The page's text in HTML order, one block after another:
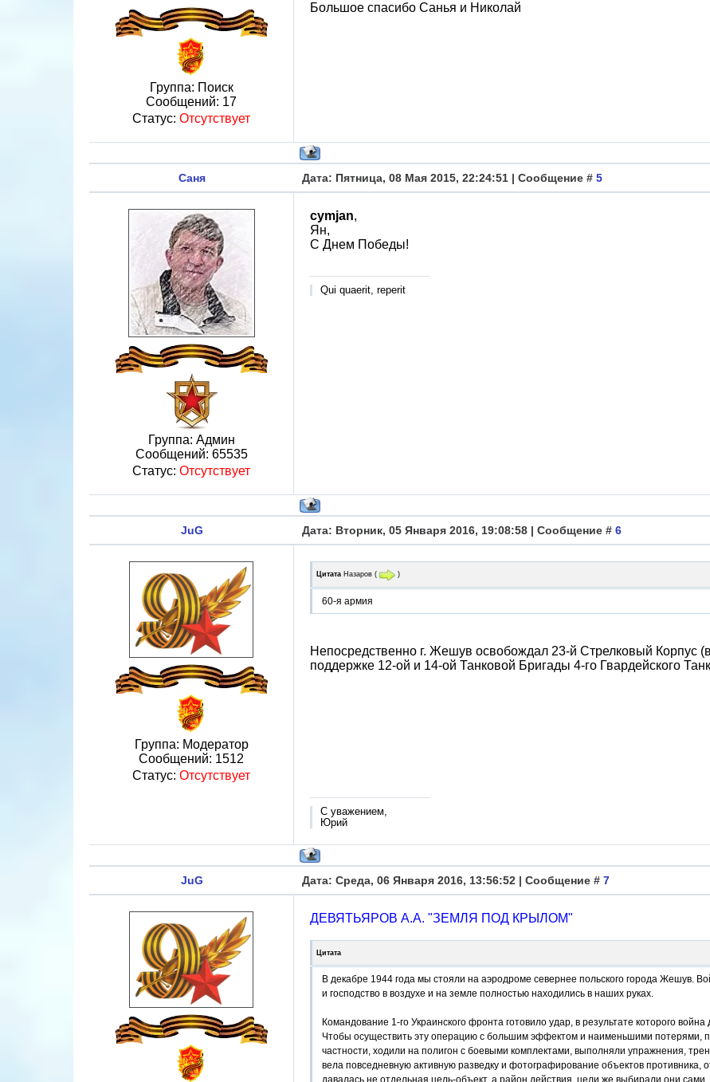
Группа: Поиск
Сообщений: 17
Статус: Отсутствует
Большое спасибо Санья и Николай
Саня Дата: Пятница, 08 Мая 2015, 22:24:51 | Сообщение # 5
Группа: Админ
Сообщений: 65535
Статус: Отсутствует
cymjan,
Ян,
С Днем Победы!
Qui quaerit, reperit
JuG Дата: Вторник, 05 Января 2016, 19:08:58 | Сообщение # 6
Группа: Модератор
Сообщений: 1512
Статус: Отсутствует
Цитата Назаров ( )
60-я армия
Непосредственно г. Жешув освобождал 23-й Стрелковый Корпус
поддержке 12-ой и 14-ой Танковой Бригады 4-го Гвардейского
С уважением,
Юрий
JuG Дата: Среда, 06 Января 2016, 13:56:52 | Сообщение # 7
ДЕВЯТЬЯРОВ А.А. "ЗЕМЛЯ ПОД КРЫЛОМ"
Цитата
В декабре 1944 года мы стояли на аэродроме севернее польского города Жешув.
и господство в воздухе и на земле полностью находились в наших руках.
Командование 1-го Украинского фронта готовило удар, в результате которого
Чтобы осуществить эту операцию с большим эффектом и наименьшими потерями,
частности, ходили на полигон с боевыми комплектами, выполняли упражнения,
вела повседневную активную разведку и фотографирование объектов противника,
давалась не отдельная цель-объект, а район действия, цели же выбирали они сами.